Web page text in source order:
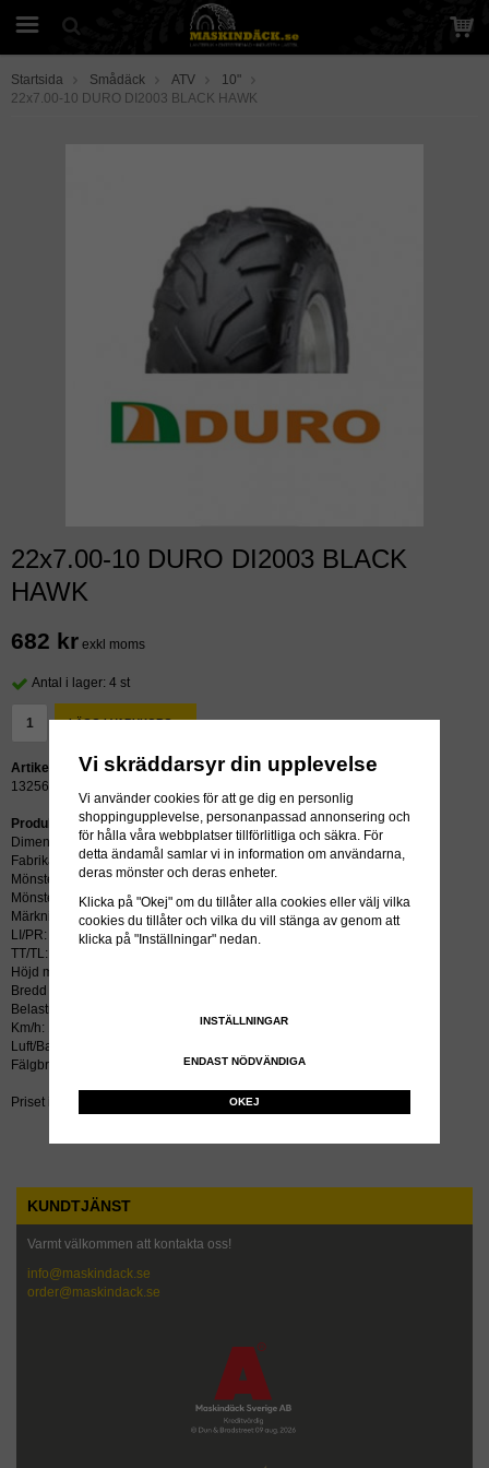
Startsida Smådäck ATV
10"
22x7.00-10 DURO DI2003 BLACK HAWK
22x7.00-10 DURO DI2003 BLACK
HAWK
682 kr exkl moms
Antal i lager: 4 st
LÄGG I VARUKORG »
Artikelnummer:
13256
Produktbeskrivning:
Dimension: 22x7.00-10
Fabrikat: DURO
Mönster: DI2003
Mönstertyp: BLACK HAWK
Märkning:
LI/PR: 2PR
TT/TL: TL (slang krävs ej)
Höjd mm: 560
Bredd mm: 182
Belastning kg: 82
Km/h: 100
Luft/Bar: 0,21
Fälgbredd tum: 5.50x10
Priset inkluderar återvinningsavgift!
KUNDTJÄNST
Varmt välkommen att kontakta oss!
info@maskindack.se
order@maskindack.se
Vi skräddarsyr din upplevelse
Vi använder cookies för att ge dig en personlig
shoppingupplevelse, personanpassad annonsering och
för hålla våra webbplatser tillförlitliga och säkra. För
detta ändamål samlar vi in information om användarna,
deras mönster och deras enheter.
Klicka på "Okej" om du tillåter alla cookies eller välj vilka
cookies du tillåter och vilka du vill stänga av genom att
klicka på "Inställningar" nedan.
INSTÄLLNINGAR
ENDAST NÖDVÄNDIGA
OKEJ